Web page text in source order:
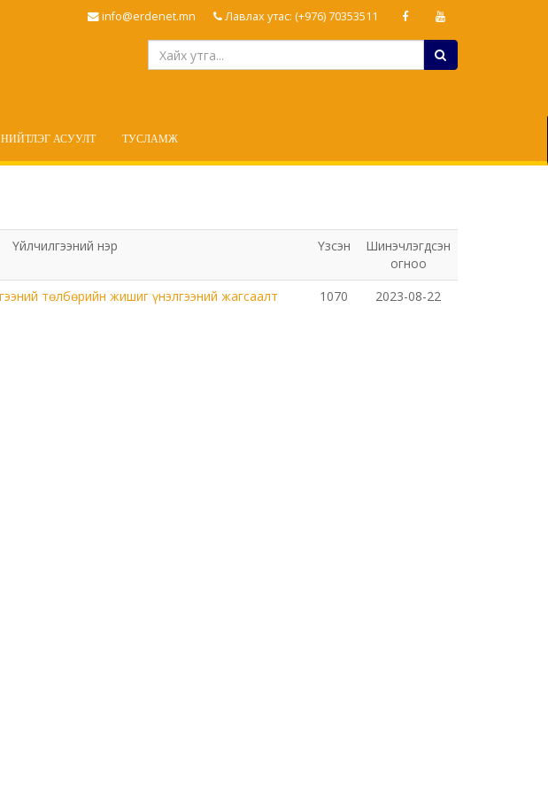
info@erdenet.mn Лавлах утас: (+976) 70353511
НИЙТЛЭГ АСУУЛТ ТУСЛАМЖ
Үйлчилгээний нэр Үзсэн
Шинэчлэгдсэн
огноо
төлбөрийн жишиг үнэлгээний жагсаалт 1070 2023-08-22